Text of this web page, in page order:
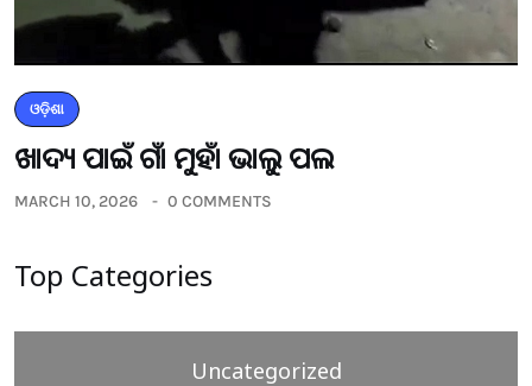
ଓଡ଼ିଶା
ଖାଦ୍ୟ ପାଇଁ ଗାଁ ମୁହାଁ ଭାଲୁ ପଲ
MARCH 10, 2026 0 COMMENTS
Top Categories
Uncategorized